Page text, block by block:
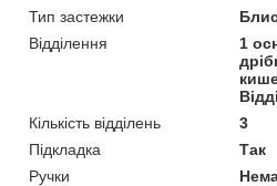
Тип застежки
Відділення
1
Кількість відділень
3
Підкладка
Так
Ручки